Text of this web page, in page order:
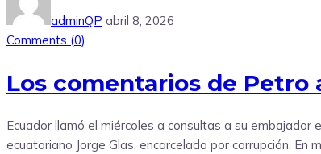
adminQP abril 8, 2026
Comments (0)
Los comentarios de
Ecuador llamó el miércoles a consultas a su
ecuatoriano Jorge Glas, encarcelado por corrupción.